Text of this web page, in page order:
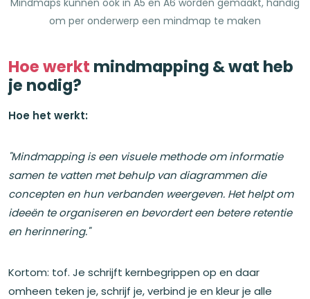
om per onderwerp een mindmap te maken
Hoe werkt mindmapping & wat heb
je nodig?
Hoe het werkt:
"Mindmapping is een visuele methode om informatie
samen te vatten met behulp van diagrammen die
concepten en hun verbanden weergeven. Het helpt om
ideeën te organiseren en bevordert een betere retentie
en herinnering."
Kortom: tof. Je schrijft kernbegrippen op en daar
omheen teken je, schrijf je, verbind je en kleur je alle